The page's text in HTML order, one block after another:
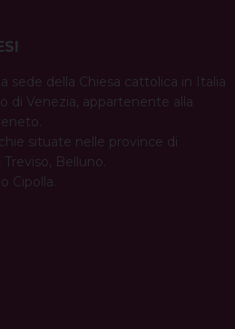
sede della Chiesa cattolica in Italia
di Venezia, appartenente alla
situate nelle province di
Belluno.
Cipolla.